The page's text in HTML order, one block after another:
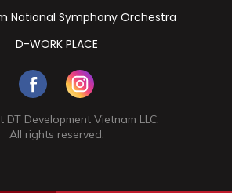
National Symphony Orchestra
D-WORK PLACE
DT Development Vietnam LLC.
All rights reserved.